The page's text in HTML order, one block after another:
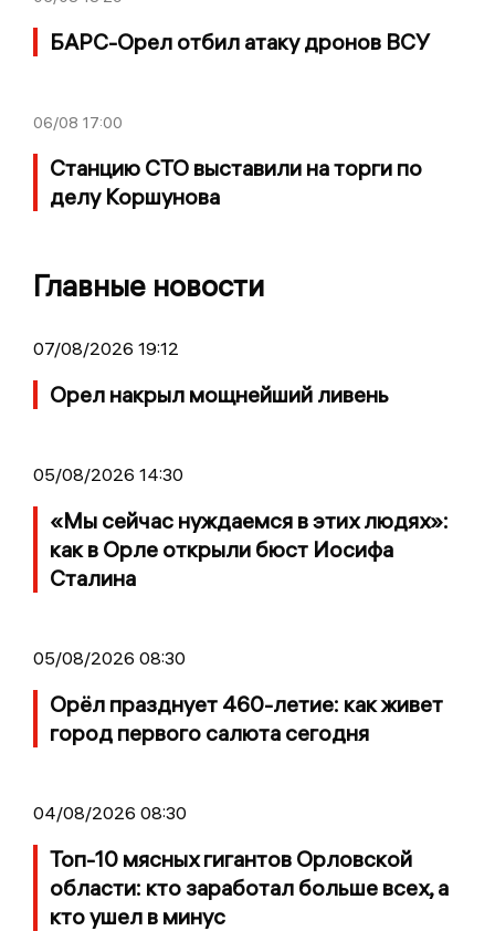
БАРС-Орел отбил атаку дронов ВСУ
06/08 17:00
Станцию СТО выставили на торги по
делу Коршунова
Главные новости
07/08/2026 19:12
Орел накрыл мощнейший ливень
05/08/2026 14:30
«Мы сейчас нуждаемся в этих людях»:
как в Орле открыли бюст Иосифа
Сталина
05/08/2026 08:30
Орёл празднует 460-летие: как живет
город первого салюта сегодня
04/08/2026 08:30
Топ-10 мясных гигантов Орловской
области: кто заработал больше всех, а
кто ушел в минус